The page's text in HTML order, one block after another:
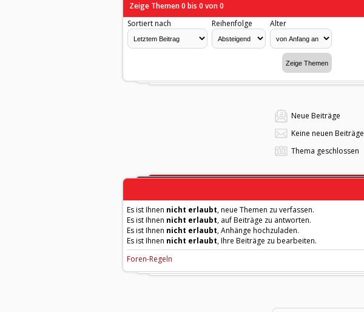
Zeige Themen 0 bis 0 von 0
Sortiert nach
Reihenfolge Alter
Neue Beiträge
Keine neuen Beiträge
Thema geschlossen
Es ist Ihnen nicht erlaubt, neue Themen zu verfassen.
Es ist Ihnen nicht erlaubt, auf Beiträge zu antworten.
Es ist Ihnen nicht erlaubt, Anhänge hochzuladen.
Es ist Ihnen nicht erlaubt, Ihre Beiträge zu bearbeiten.
Foren-Regeln